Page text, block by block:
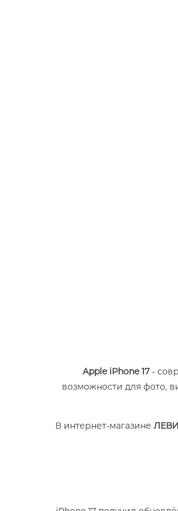
Apple iPhone 17-
возможности для фото,
В интернет-магазине